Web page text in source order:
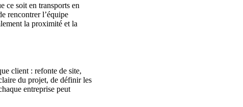
ce soit en transports en
rencontrer l’équipe
la proximité et la
client : refonte de site,
du projet, de définir les
entreprise peut